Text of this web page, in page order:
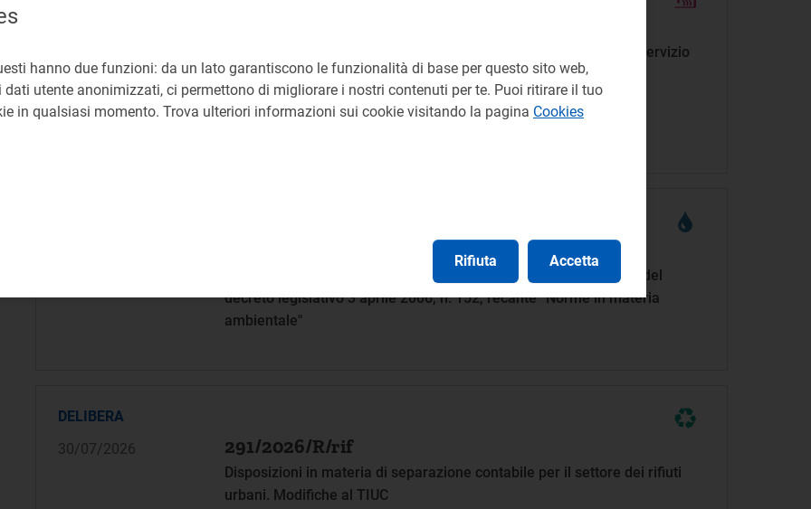
Orientamenti finali per la definizione del metodo tariffario per il servizio
di teleriscaldamento
Termine invio osservazioni:
Ventitreesima relazione, ai sensi dell’articolo 172, comma 3-bis, del
decreto legislativo 3 aprile 2006, n. 152, recante “Norme in materia
ambientale"
DELIBERA
30/07/2026
291/2026/R/rif
Disposizioni in materia di separazione contabile per il settore dei rifiuti
urbani. Modifiche al TIUC
hanno due funzioni: da un lato garantiscono le funzionalità di base per questo sito web,
utente anonimizzati, ci permettono di migliorare i nostri contenuti per te. Puoi ritirare il tuo
in qualsiasi momento. Trova ulteriori informazioni sui cookie visitando la pagina Cookies
Rifiuta Accetta